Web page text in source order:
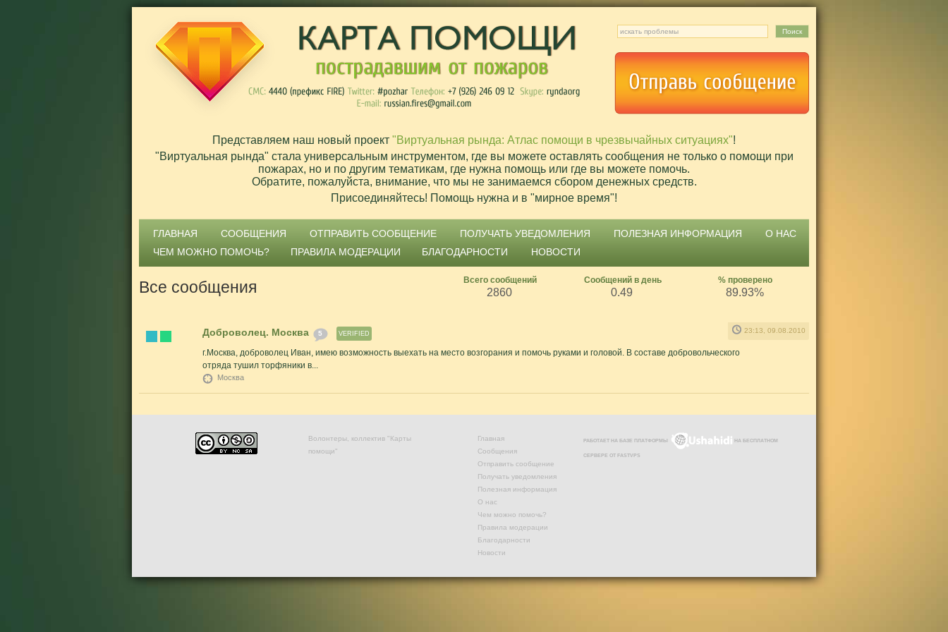
Представляем наш новый проект "Виртуальная рында: Атлас помощи в чрезвычайных ситуациях"!
"Виртуальная рында" стала универсальным инструментом, где вы можете оставлять сообщения не только о помощи при
пожарах, но и по другим тематикам, где нужна помощь или где вы можете помочь.
Обратите, пожалуйста, внимание, что мы не занимаемся сбором денежных средств.
Присоединяйтесь! Помощь нужна и в "мирное время"!
ГЛАВНАЯ СООБЩЕНИЯ ОТПРАВИТЬ СООБЩЕНИЕ ПОЛУЧАТЬ УВЕДОМЛЕНИЯ ПОЛЕЗНАЯ ИНФОРМАЦИЯ
О НАС
ЧЕМ МОЖНО ПОМОЧЬ?
ПРАВИЛА МОДЕРАЦИИ БЛАГОДАРНОСТИ НОВОСТИ
Всего сообщений Сообщений в день % проверено
2860 0.49 89.93%
Все сообщения
Доброволец. Москва 5 VERIFIED 23:13, 09.08.2010
г.Москва, доброволец Иван, имею возможность выехать на место возгорания и помочь руками и головой. В составе добровольческого
отряда тушил торфяники в...
Москва
Волонтеры, коллектив "Карты
помощи"
Главная
Сообщения
Отправить сообщение
Получать уведомления
Полезная информация
О нас
Чем можно помочь?
Правила модерации
Благодарности
Новости
РАБОТАЕТ НА БАЗЕ ПЛАТФОРМЫ НА БЕСПЛАТНОМ
СЕРВЕРЕ ОТ FASTVPS